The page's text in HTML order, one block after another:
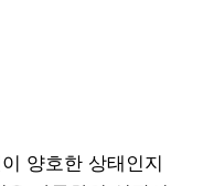
양호한 상태인지